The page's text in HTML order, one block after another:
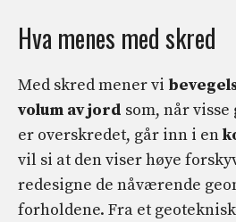
Hva menes med skred
Med skred mener vi
volum av jord som, når
er overskredet, går inn i en
vil si at den viser høye
redesigne de nåværende
forholdene. Fra et